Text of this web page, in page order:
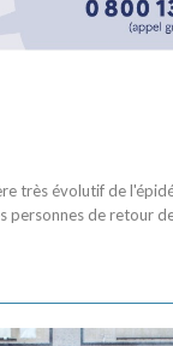
très évolutif de
de retour